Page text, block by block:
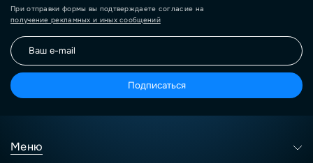
При отправки формы вы подтверждаете согласие на
получение рекламных и иных сообщений
Подписаться
Меню